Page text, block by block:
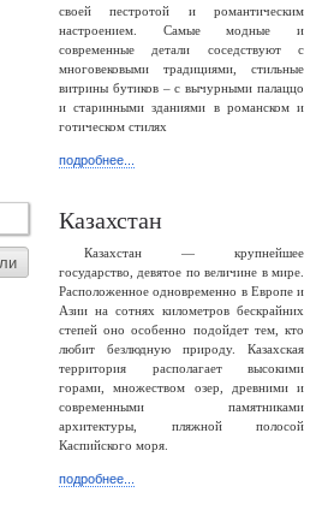
своей пестротой и романтическим
настроением. Самые модные и
современные детали соседствуют с
многовековыми традициями, стильные
витрины бутиков – с вычурными палаццо
и старинными зданиями в романском и
готическом стилях
подробнее...
Казахстан
Казахстан — крупнейшее
государство, девятое по величине в мире.
Расположенное одновременно в Европе и
Азии на сотнях километров бескрайних
степей оно особенно подойдет тем, кто
любит безлюдную природу. Казахская
территория располагает высокими
горами, множеством озер, древними и
современными памятниками
архитектуры, пляжной полосой
Каспийского моря.
подробнее...